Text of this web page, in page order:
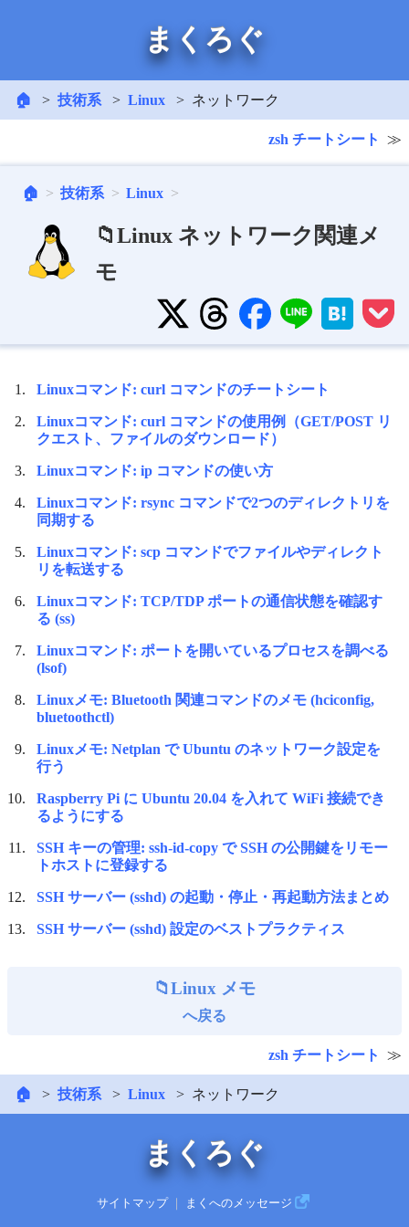
まくろぐ
🏠 技術系 Linux ネットワーク
zsh チートシート
🏠 技術系 Linux
📁Linux ネットワーク関連メ
モ
Linuxコマンド: curl コマンドのチートシート
Linuxコマンド: curl コマンドの使用例（GET/POST リ
クエスト、ファイルのダウンロード）
Linuxコマンド: ip コマンドの使い方
Linuxコマンド: rsync コマンドで2つのディレクトリを
同期する
Linuxコマンド: scp コマンドでファイルやディレクト
リを転送する
Linuxコマンド: TCP/TDP ポートの通信状態を確認す
る (ss)
Linuxコマンド: ポートを開いているプロセスを調べる
(lsof)
Linuxメモ: Bluetooth 関連コマンドのメモ (hciconfig,
bluetoothctl)
Linuxメモ: Netplan で Ubuntu のネットワーク設定を
行う
Raspberry Pi に Ubuntu 20.04 を入れて WiFi 接続でき
るようにする
SSH キーの管理: ssh-id-copy で SSH の公開鍵をリモー
トホストに登録する
SSH サーバー (sshd) の起動・停止・再起動方法まとめ
SSH サーバー (sshd) 設定のベストプラクティス
Linux メモ
へ戻る
zsh チートシート
🏠 技術系 Linux ネットワーク
まくろぐ
サイトマップ まくへのメッセージ